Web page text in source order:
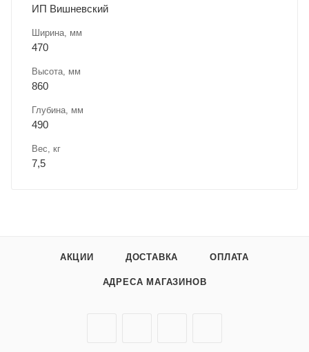
ИП Вишневский
Ширина, мм
470
Высота, мм
860
Глубина, мм
490
Вес, кг
7,5
АКЦИИ ДОСТАВКА ОПЛАТА
АДРЕСА МАГАЗИНОВ